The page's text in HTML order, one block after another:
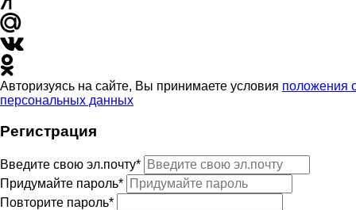
Авторизуясь на сайте, Вы принимаете условия положения
персональных данных
Регистрация
Введите свою эл.почту*
Придумайте пароль*
Повторите пароль*